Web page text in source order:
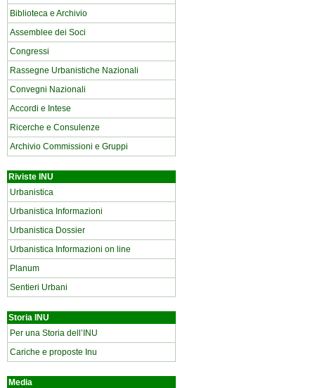
Biblioteca e Archivio
Assemblee dei Soci
Congressi
Rassegne Urbanistiche Nazionali
Convegni Nazionali
Accordi e Intese
Ricerche e Consulenze
Archivio Commissioni e Gruppi
Riviste INU
Urbanistica
Urbanistica Informazioni
Urbanistica Dossier
Urbanistica Informazioni on line
Planum
Sentieri Urbani
Storia INU
Per una Storia dell’INU
Cariche e proposte Inu
Media